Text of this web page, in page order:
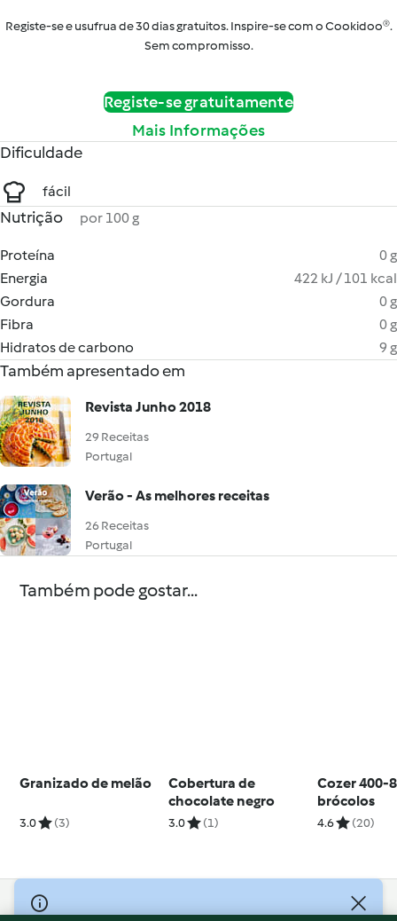
Registe-se e usufrua de 30 dias gratuitos. Inspire-se com o Cookidoo®.
Sem compromisso.
Registe-se gratuitamente
Mais Informações
Dificuldade
fácil
Nutrição por 100 g
Proteína
0 g
Energia
422 kJ / 101 kcal
Gordura
0 g
Fibra
0 g
Hidratos de carbono
9 g
Também apresentado em
Revista Junho 2018
29 Receitas
Portugal
Verão - As melhores receitas
26 Receitas
Portugal
Também pode gostar...
Granizado de melão
3.0 (3)
Cobertura de
chocolate negro
3.0 (1)
Cozer 400-
brócolos
4.6 (20)
© Copyright 2026